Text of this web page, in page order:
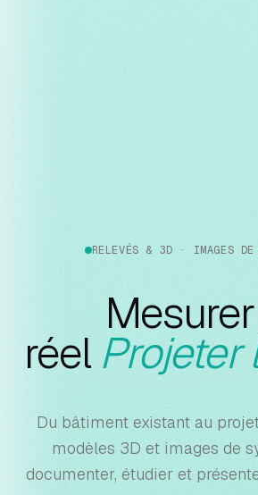
RELEVÉS & 3D · IMAGES DE
réel Projeter
Du bâtiment existant au
modèles 3D et images de
documenter, étudier et